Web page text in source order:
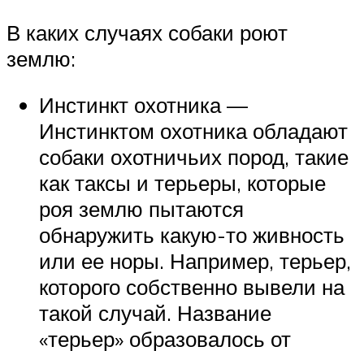
В каких случаях собаки роют
землю:
Инстинкт охотника —
Инстинктом охотника обладают
собаки охотничьих пород, такие
как таксы и терьеры, которые
роя землю пытаются
обнаружить какую-то живность
или ее норы. Например, терьер,
которого собственно вывели на
такой случай. Название
«терьер» образовалось от